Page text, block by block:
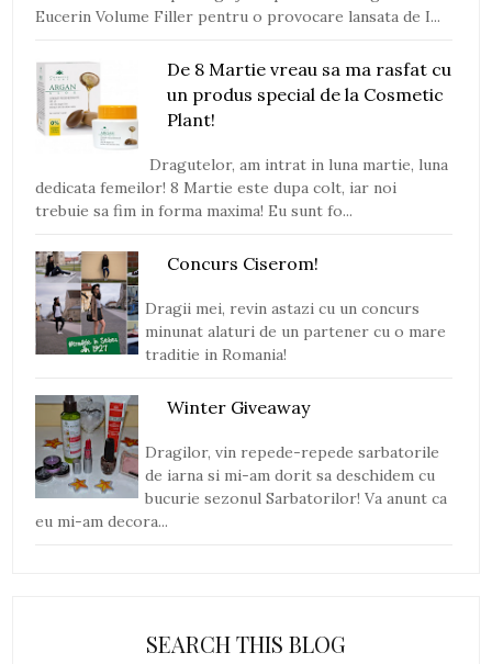
Eucerin Volume Filler pentru o provocare lansata de I...
De 8 Martie vreau sa ma rasfat cu
un produs special de la Cosmetic
Plant!
Dragutelor, am intrat in luna martie, luna
dedicata femeilor! 8 Martie este dupa colt, iar noi
trebuie sa fim in forma maxima! Eu sunt fo...
Concurs Ciserom!
Dragii mei, revin astazi cu un concurs
minunat alaturi de un partener cu o mare
traditie in Romania!
Winter Giveaway
Dragilor, vin repede-repede sarbatorile
de iarna si mi-am dorit sa deschidem cu
bucurie sezonul Sarbatorilor! Va anunt ca
eu mi-am decora...
SEARCH THIS BLOG